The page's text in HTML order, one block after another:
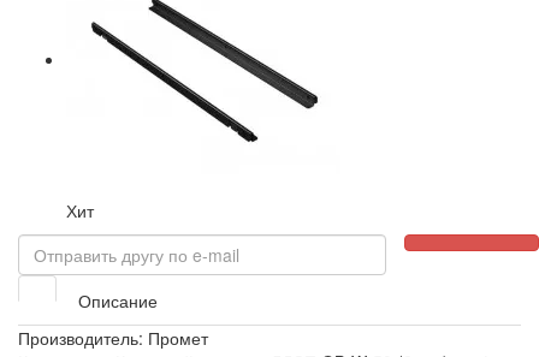
Хит
Описание
Производитель: Промет